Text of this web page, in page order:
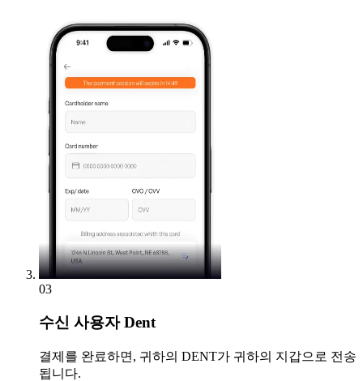
03
수신 사용자 Dent
결제를 완료하면, 귀하의 DENT가 귀하의 지갑으로 전송
됩니다.